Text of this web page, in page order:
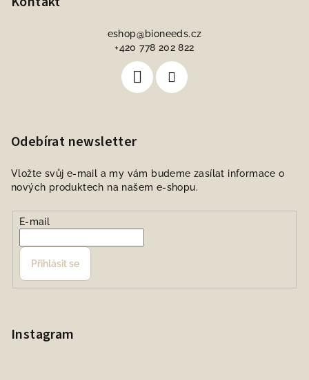
eshop@bioneeds.cz
+420 778 202 822
Odebírat newsletter
Vložte svůj e-mail a my vám budeme zasílat informace o
nových produktech na našem e-shopu.
E-mail
Přihlásit se
Instagram